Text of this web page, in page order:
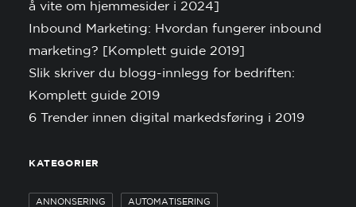
å vite om hjemmesider i 2024]
Inbound Marketing: Hvordan fungerer inbound
marketing? [Komplett guide 2019]
Slik skriver du blogg-innlegg for bedriften:
Komplett guide 2019
6 Trender innen digital markedsføring i 2019
KATEGORIER
ANNONSERING AUTOMATISERING